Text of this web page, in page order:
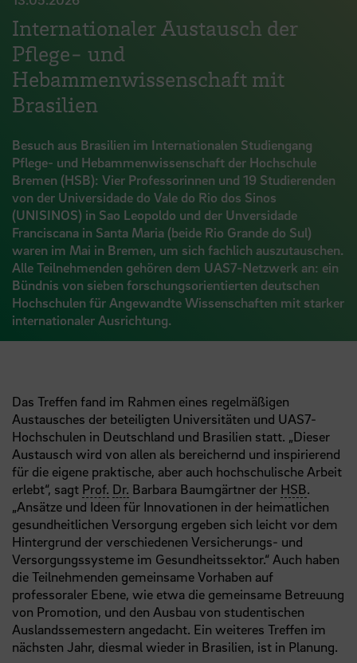
Internationaler Austausch der
Pflege- und
Hebammenwissenschaft mit
Brasilien
Besuch aus Brasilien im Internationalen Studiengang
Pflege- und Hebammenwissenschaft der Hochschule
Bremen (HSB): Vier Professorinnen und 19 Studierenden
von der Universidade do Vale do Rio dos Sinos
(UNISINOS) in Sao Leopoldo und der Unversidade
Franciscana in Santa Maria (beide Rio Grande do Sul)
waren im Mai in Bremen, um sich fachlich auszutauschen.
Alle Teilnehmenden gehören dem UAS7-Netzwerk an: ein
Bündnis von sieben forschungsorientierten deutschen
Hochschulen für Angewandte Wissenschaften mit starker
internationaler Ausrichtung.
Das Treffen fand im Rahmen eines regelmäßigen
Austausches der beteiligten Universitäten und UAS7-
Hochschulen in Deutschland und Brasilien statt. „Dieser
Austausch wird von allen als bereichernd und inspirierend
für die eigene praktische, aber auch hochschulische Arbeit
erlebt“, sagt Prof. Dr. Barbara Baumgärtner der HSB.
„Ansätze und Ideen für Innovationen in der heimatlichen
gesundheitlichen Versorgung ergeben sich leicht vor dem
Hintergrund der verschiedenen Versicherungs- und
Versorgungssysteme im Gesundheitssektor.“ Auch haben
die Teilnehmenden gemeinsame Vorhaben auf
professoraler Ebene, wie etwa die gemeinsame Betreuung
von Promotion, und den Ausbau von studentischen
Auslandssemestern angedacht. Ein weiteres Treffen im
nächsten Jahr, diesmal wieder in Brasilien, ist in Planung.